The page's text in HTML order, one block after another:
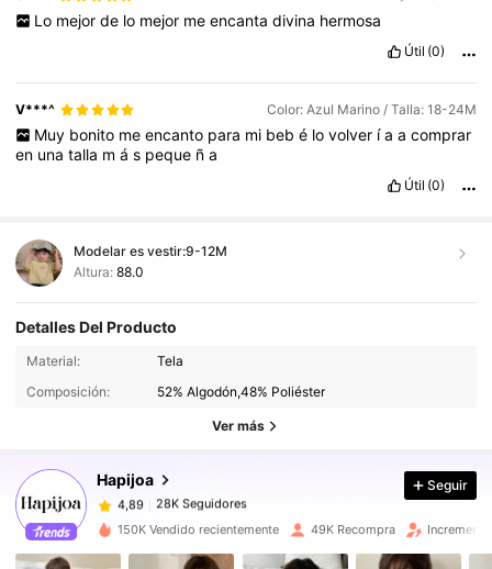
Lo mejor de lo mejor me encanta divina hermosa
Útil (0)
V***^ Color: Azul Marino / Talla: 18-24M
Muy bonito me encanto para mi beb é lo volver ía a comprar
en unatalla más peque ña
Útil (0)
Modelar es vestir:9-12M
Altura: 88.0
Detalles Del Producto
Material:
Tela
Composición:
52% Algodón,48% Poliéster
Ver más
Hapijoa
28K Seguidores
28K Seguidores
4,89
28K Seguidores
k***m seguidoHace 4 horas
4,89
4,89 28K Seguidores
Seguir
150K Vendido recientemente 49K Recompra